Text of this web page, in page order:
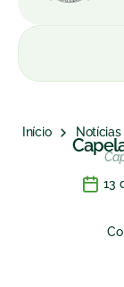
Início Notícias
13